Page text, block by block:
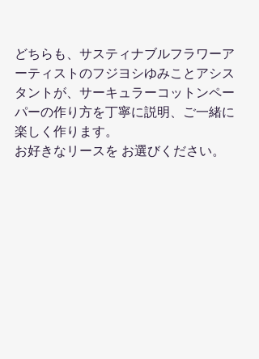
どちらも、サスティナブルフラワーア
ーティストのフジヨシゆみことアシス
タントが、サーキュラーコットンペー
パーの作り方を丁寧に説明、ご一緒に
楽しく作ります。
お好きなリースを お選びください。